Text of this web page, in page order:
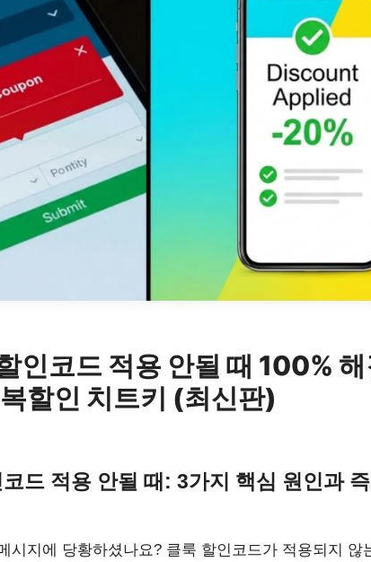
인코드 적용 안될 때 100% 해
할인 치트키 (최신판)
드 적용 안될 때: 3가지 핵심 원인과 즉
시지에 당황하셨나요? 클룩 할인코드가 적용되지 않